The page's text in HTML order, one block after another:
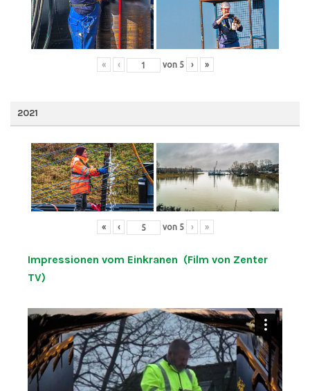
« ‹ von 5 › »
2021
« ‹ von 5 › »
Impressionen vom Einkranen (Film von Zenter
TV)